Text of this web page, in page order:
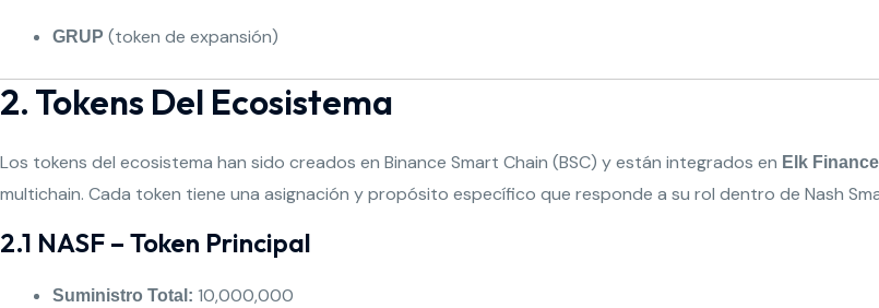
GRUP (token de expansión)
2. Tokens Del Ecosistema
Los tokens del ecosistema han sido creados en Binance Smart Chain (BSC) y están integrados en Elk Finance
multichain. Cada token tiene una asignación y propósito específico que responde a su rol dentro de Nash
2.1 NASF – Token Principal
Suministro Total: 10,000,000